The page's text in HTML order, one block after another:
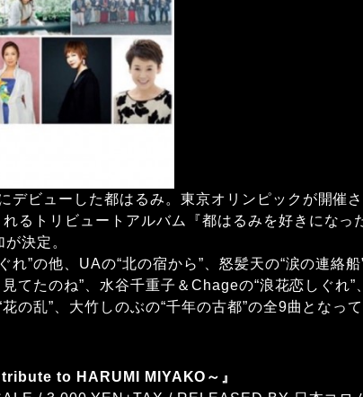
デビューした都はるみ。東京オリンピックが開催
るトリビュートアルバム『都はるみを好きになっ
決定。
れ”の他、UAの“北の宿から”、怒髪天の“涙の連絡
てたのね”、水谷千重子＆Chageの“浪花恋しぐれ
の乱”、大竹しのぶの“千年の古都”の全9曲となっ
to HARUMI MIYAKO～』